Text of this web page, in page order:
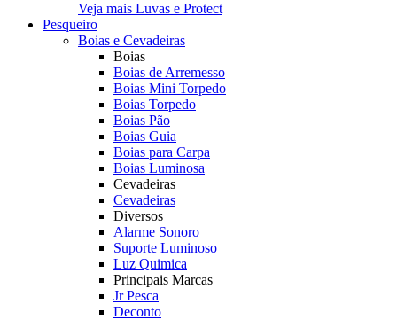
Veja mais Luvas e Protect
Pesqueiro
Boias e Cevadeiras
Boias
Boias de Arremesso
Boias Mini Torpedo
Boias Torpedo
Boias Pão
Boias Guia
Boias para Carpa
Boias Luminosa
Cevadeiras
Cevadeiras
Diversos
Alarme Sonoro
Suporte Luminoso
Luz Quimica
Principais Marcas
Jr Pesca
Deconto